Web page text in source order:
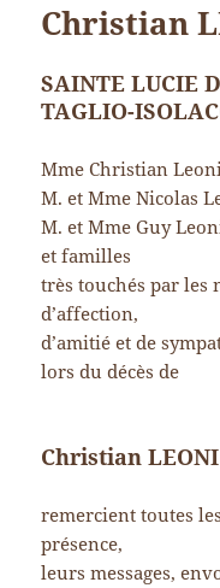
Christian
SAINTE LUCIE
TAGLIO-
Mme Christian
M. et Mme Nicolas
M. et Mme Guy
et familles
très touchés par les
d’affection,
d’amitié et de
lors du décès de
Christian LEONI
remercient toutes
présence,
leurs messages,